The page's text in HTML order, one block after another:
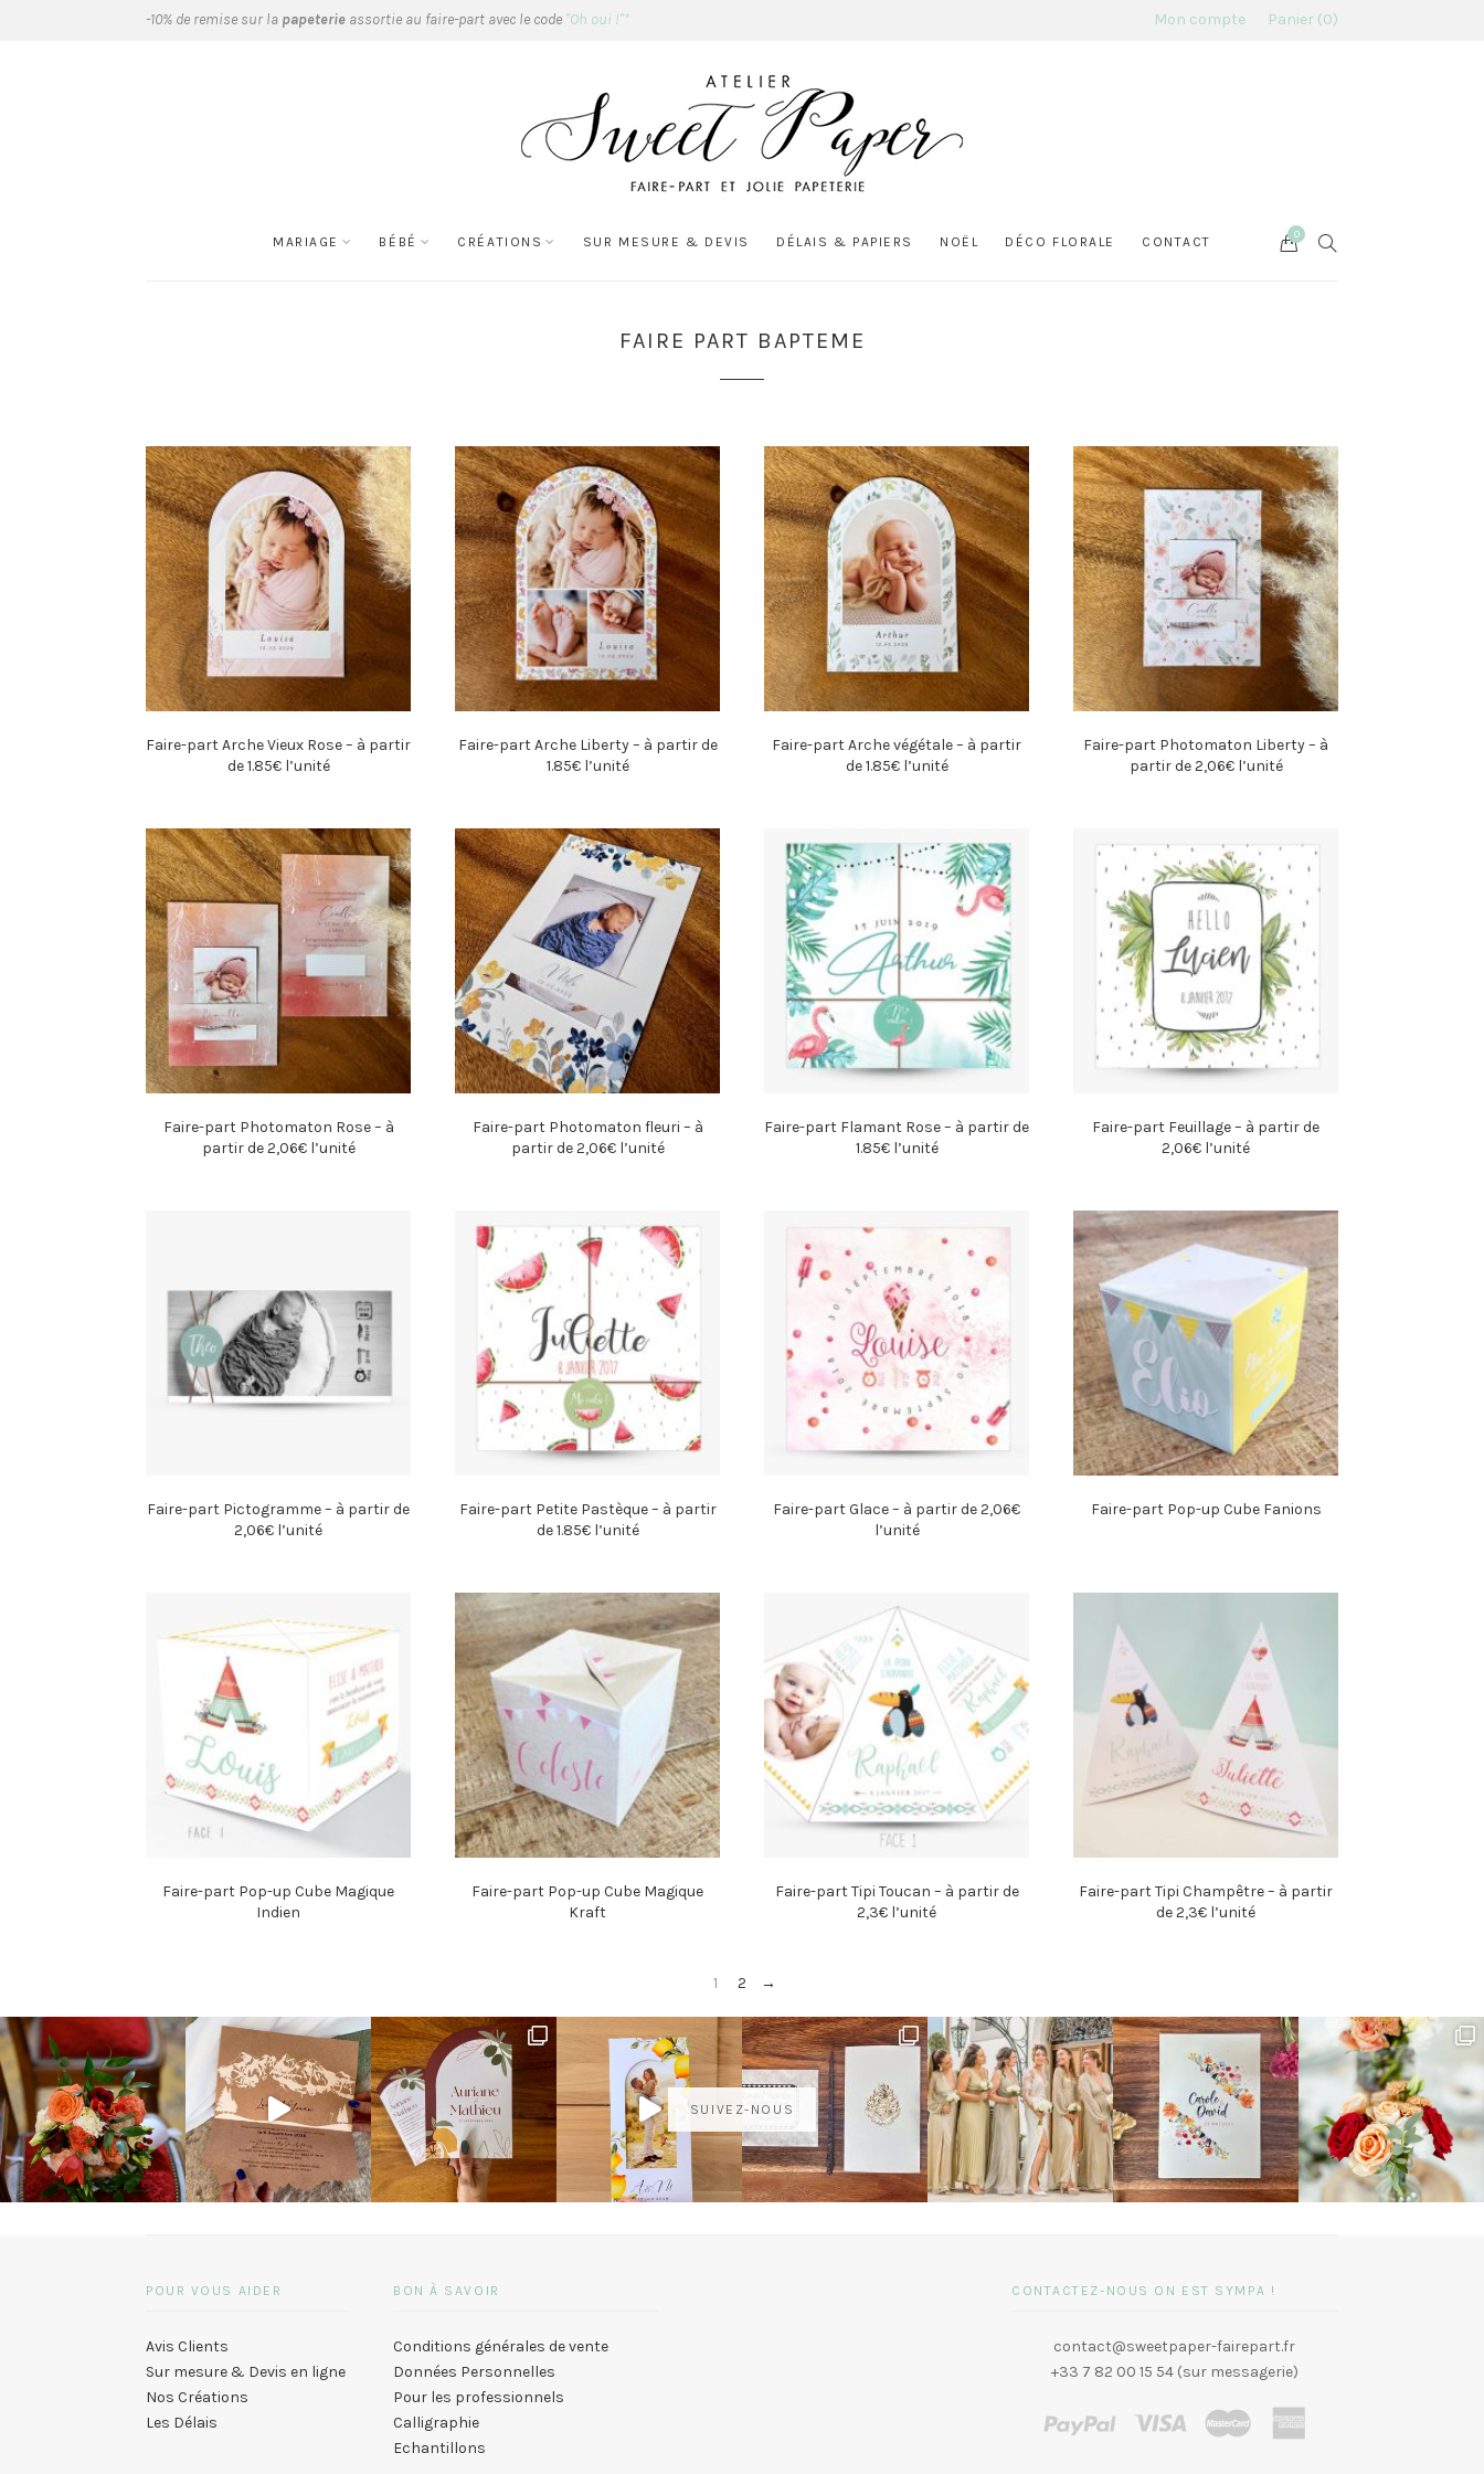
-10% de remise sur la papeterie assortie au faire-part avec le code "Oh oui !"* Mon compte Panier 0
MARIAGE BÉBÉ CRÉATIONS SUR MESURE & DEVIS DÉLAIS & PAPIERS NOËL DÉCO FLORALE CONTACT SEARCH
Cart
0
FAIRE PART BAPTEME
Faire-part Arche Vieux Rose – à partir
de 1.85€ l’unité
Faire-part Arche Liberty – à partir de
1.85€ l’unité
Faire-part Arche végétale – à partir
de 1.85€ l’unité
Faire-part Photomaton Liberty – à
partir de 2,06€ l’unité
Faire-part Photomaton Rose – à
partir de 2,06€ l’unité
Faire-part Photomaton fleuri – à
partir de 2,06€ l’unité
Faire-part Flamant Rose – à partir de
1.85€ l’unité
Faire-part Feuillage – à partir de
2,06€ l’unité
Faire-part Pictogramme – à partir de
2,06€ l’unité
Faire-part Petite Pastèque – à partir
de 1.85€ l’unité
Faire-part Glace – à partir de 2,06€
l’unité
Faire-part Pop-up Cube Fanions
Faire-part Pop-up Cube Magique
Indien
Faire-part Pop-up Cube Magique
Kraft
Faire-part Tipi Toucan – à partir de
2,3€ l’unité
Faire-part Tipi Champêtre – à partir
de 2,3€ l’unité
1 2 →
SUIVEZ-NOUS
POUR VOUS AIDER
Avis Clients
Sur mesure & Devis en ligne
Nos Créations
Les Délais
BON À SAVOIR
Conditions générales de vente
Données Personnelles
Pour les professionnels
Calligraphie
Echantillons
CONTACTEZ-NOUS ON EST SYMPA !
contact@sweetpaper-fairepart.fr
+33 7 82 00 15 54 (sur messagerie)